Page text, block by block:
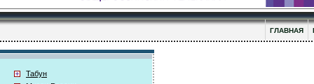
ГЛАВНАЯ
Табун